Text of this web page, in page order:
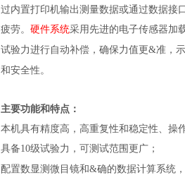
过内置打印机输出测量数据或通过数据接
疲劳。 硬件系统采用先进的电子传感器加
试验力进行自动补偿，确保力值更&准 ，
和安全性。
主要功能和特点：
本机具有精度高，高重复性和稳定性、操
具备10级试验力，可测试范围更广；
配置数显测微目镜和&确的数据计算系统